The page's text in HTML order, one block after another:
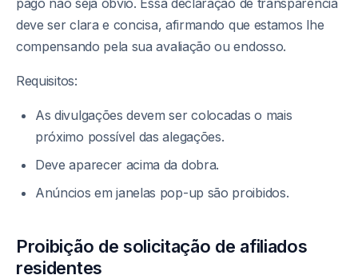
pago não seja óbvio. Essa declaração de transparência
deve ser clara e concisa, afirmando que estamos lhe
compensando pela sua avaliação ou endosso.
Requisitos:
As divulgações devem ser colocadas o mais
próximo possível das alegações.
Deve aparecer acima da dobra.
Anúncios em janelas pop-up são proibidos.
Proibição de solicitação de afiliados
residentes